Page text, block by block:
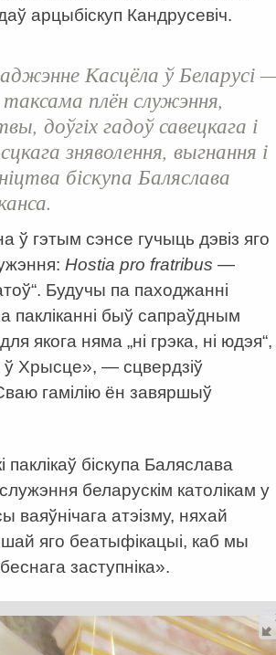
арцыбіскуп Кандрусевіч.
Касцёла ў Беларусі
плён служэння,
доўгіх гадоў савецкага і
зняволення, выгнання і
біскупа Баляслава
ў гэтым сэнсе гучыць дэвіз яго
Hostia pro fratribus —
Будучы па паходжанні
пакліканні быў сапраўдным
якога няма „ні грэка, ні юдэя“,
Хрысце», — сцвердзіў
гамілію ён завяршыў
паклікаў біскупа Баляслава
беларускім католікам у
ваяўнічага атэізму, няхай
яго беатыфікацыі, каб мы
заступніка».